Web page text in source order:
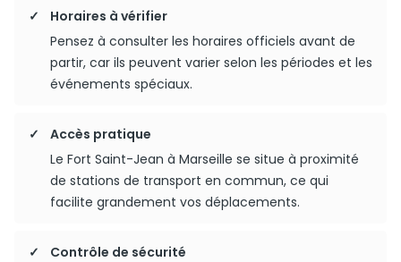
Horaires à vérifier
Pensez à consulter les horaires officiels avant de
partir, car ils peuvent varier selon les périodes et les
événements spéciaux.
Accès pratique
Le Fort Saint-Jean à Marseille se situe à proximité
de stations de transport en commun, ce qui
facilite grandement vos déplacements.
Contrôle de sécurité